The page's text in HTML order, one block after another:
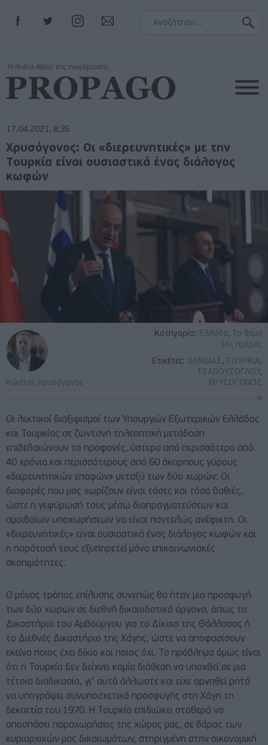
Instagram
17.04.2021, 8:35
Κατηγορία: Ελλάδα,
Το θέμα
της ημέρας
Ετικέτες: ΔΕΝΔΙΑΣ, ΤΟΥΡΚΙΑ,
ΤΣΑΒΟΥΣΟΓΛΟΥ,
ΧΡΥΣΟΓΟΝΟΣ
Κώστας Χρυσόγονος
Χρυσόγονος: Οι «διερευνητικές» με την
Τουρκία είναι ουσιαστικά ένας διάλογος
κωφών
Οι λεκτικοί διαξιφισμοί των Υπουργών Εξωτερικών Ελλάδας
και Τουρκίας σε ζωντανή τηλεοπτική μετάδοση
επιβεβαιώνουν το προφανές, ύστερα από περισσότερο από
40 χρόνια και περισσότερους από 60 άκαρπους γύρους
«διερευνητικών επαφών» μεταξύ των δύο χωρών: Οι
διαφορές που μας χωρίζουν είναι τόσες και τόσο βαθιές,
ώστε η γεφύρωσή τους μέσω διαπραγματεύσεων και
αμοιβαίων υποχωρήσεων να είναι παντελώς ανέφικτη. Οι
«διερευνητικές» είναι ουσιαστικά ένας διάλογος κωφών και
η παράτασή τους εξυπηρετεί μόνο επικοινωνιακές
σκοπιμότητες.
Ο μόνος τρόπος επίλυσης συνεπώς θα ήταν μια προσφυγή
των δύο χωρών σε διεθνή δικαιοδοτικά όργανα, όπως το
Δικαστήριο του Αμβούργου για το Δίκαιο της Θάλλασας ή
το Διεθνές Δικαστήριο της Χάγης, ώστε να αποφασίσουν
εκείνα ποιος έχει δίκιο και ποιος όχι. Το πρόβλημα όμως είναι
ότι η Τουρκία δεν δείχνει καμία διάθεση να υπαχθεί σε μια
τέτοια διαδικασία, γι’ αυτό άλλωστε και είχε αρνηθεί ρητά
να υπογράψει συνυποσχετικό προσφυγής στη Χάγη τη
δεκαετία του 1970. Η Τουρκία επιδιώκει σταθερά να
αποσπάσει παραχωρήσεις της χώρας μας, σε βάρος των
κυριαρχικών μας δικαιωμάτων, στηριγμένη στην οικονομική